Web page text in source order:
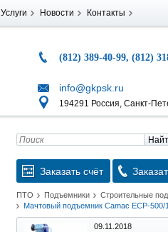
Услуги Новости Контакты
(812) 389-40-99, (812)
info@gkpsk.ru
194291 Россия, Санкт-
Заказать счёт
ПТО Подъемники Строительные
Мачтовый подъемник Camac ECP-500/
09.11.2018